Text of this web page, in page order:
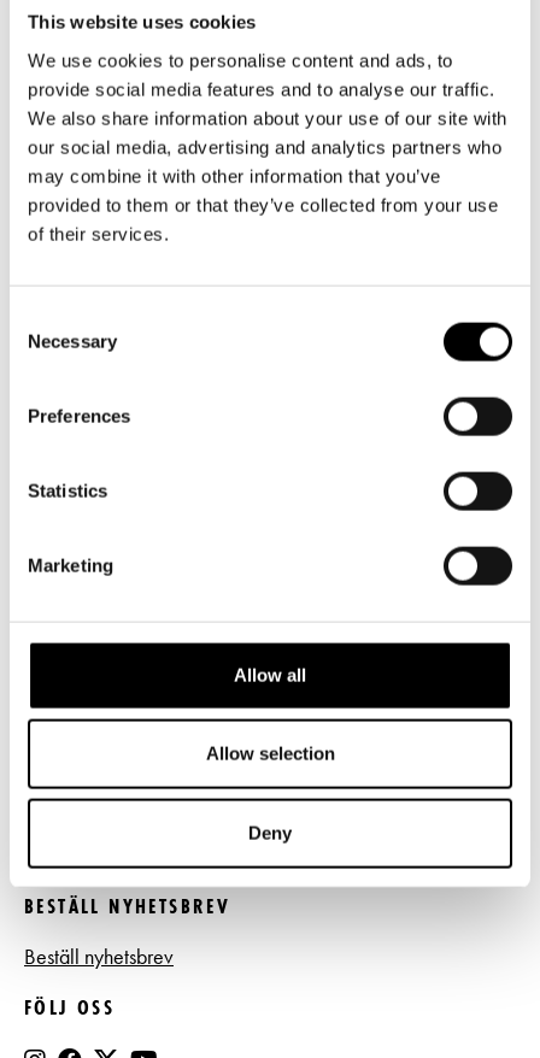
This website uses cookies
We use cookies to personalise content and ads, to
provide social media features and to analyse our traffic.
We also share information about your use of our site with
our social media, advertising and analytics partners who
may combine it with other information that you’ve
provided to them or that they’ve collected from your use
of their services.
Selection
Necessary
Preferences
Statistics
Marketing
Allow all
Allow selection
Deny
Presentkort
Frågor & svar
Platskarta
Företag
Guidning
Teaterns verksamhet
Ensemble
Historia
Kontaktuppgifter
Svenska Teatern Live
LOGGA IN
må-fr kl. 9-16
09 616 211
info@svenskateatern.fi
BILJETTER
Köp biljetter
Kundtjänst per epost
Biljettkassan öppnar 11.8
LÄNKAR
Press
Register- och dataskyddsbeskrivning
BESTÄLL NYHETSBREV
Beställ nyhetsbrev
FÖLJ OSS